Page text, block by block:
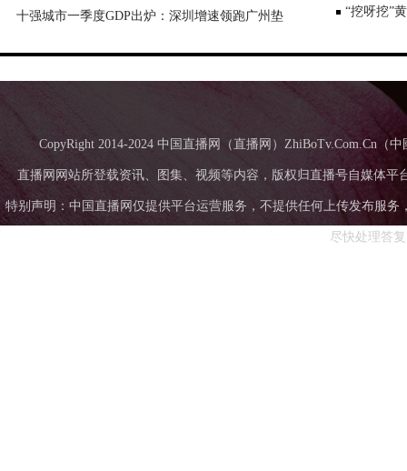
十强城市一季度GDP出炉：深圳增速领跑广州垫
“挖呀挖”
CopyRight 2014-2024 中国直播网（直播网）ZhiBoTv.Com.Cn（
直播网网站所登载资讯、图集、视频等内容，版权归直播号自媒体
特别声明：中国直播网仅提供平台运营服务，不提供任何上传发布服务
尽快处理答